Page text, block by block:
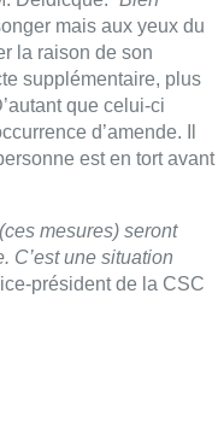
mais aux yeux du
la raison de son
supplémentaire, plus
que celui-ci
d’amende. Il
est en tort avant
mesures) seront
C’est une situation
président de la CSC